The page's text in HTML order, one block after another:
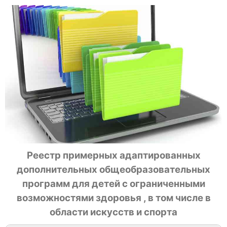
Реестр примерных адаптированных
дополнительных общеобразовательных
программ для детей с ограниченными
возможностями здоровья , в том числе в
области искусств и спорта